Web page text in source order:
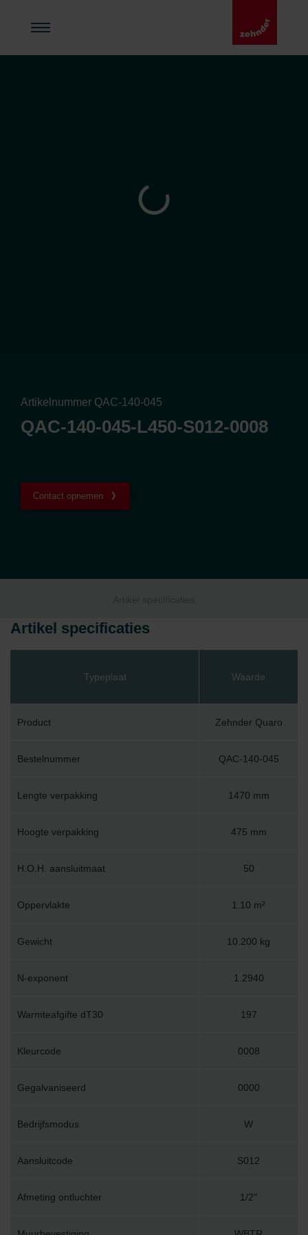
Artikelnummer QAC-140-045
QAC-140-045-L450-S012-0008
Contact opnemen
Artikel specificaties
Artikel specificaties
Typeplaat Waarde
Product Zehnder Quaro
Bestelnummer QAC-140-045
Lengte verpakking 1470 mm
Hoogte verpakking 475 mm
H.O.H. aansluitmaat 50
Oppervlakte 1.10 m²
Gewicht 10.200 kg
N-exponent 1.2940
Warmteafgifte dT30 197
Kleurcode 0008
Gegalvaniseerd 0000
Bedrijfsmodus W
Aansluitcode S012
Afmeting ontluchter 1/2"